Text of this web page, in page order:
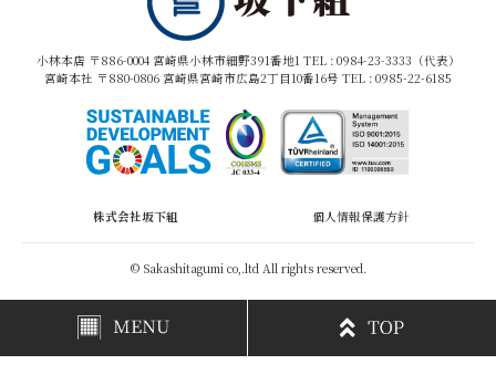
小林本店 〒886-0004 宮崎県小林市細野391番地1 TEL : 0984-23-3333（代表）
宮崎本社 〒880-0806 宮崎県宮崎市広島2丁目10番16号 TEL : 0985-22-6185
株式会社坂下組 個人情報保護方針
© Sakashitagumi co,.ltd All rights reserved.